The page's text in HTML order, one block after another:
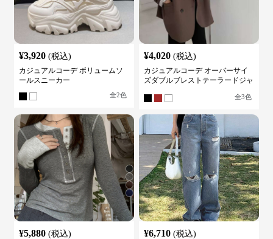
¥3,920 (税込)
カジュアルコーデ ボリュームソ
ールスニーカー
全2色
¥4,020 (税込)
カジュアルコーデ オーバーサイ
ズダブルブレストテーラードジャ
全3色
¥5,880 (税込) ¥6,710 (税込)